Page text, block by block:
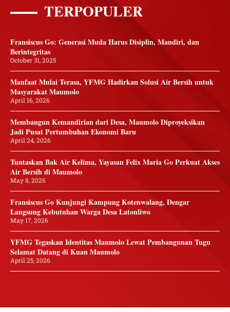
TERPOPULER
Fransiscus Go: Generasi Muda Harus Disiplin, Mandiri, dan
Berintegritas
October 31, 2025
Manfaat Mulai Terasa, YFMG Hadirkan Solusi Air Bersih untuk
Masyarakat Maumolo
April 16, 2026
Membangun Kemandirian dari Desa, Maumolo Diproyeksikan
Jadi Pusat Pertumbuhan Ekonomi Baru
April 24, 2026
Tuntaskan Bak Air Kelima, Yayasan Felix Maria Go Perkuat Akses
Air Bersih di Maumolo
May 8, 2026
Fransiscus Go Kunjungi Kampung Kotenwalang, Dengar
Langsung Kebutuhan Warga Desa Latonliwo
May 17, 2026
YFMG Tegaskan Identitas Maumolo Lewat Pembangunan Tugu
Selamat Datang di Kuan Maumolo
April 25, 2026